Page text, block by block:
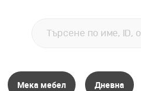
Мека мебел Дневна